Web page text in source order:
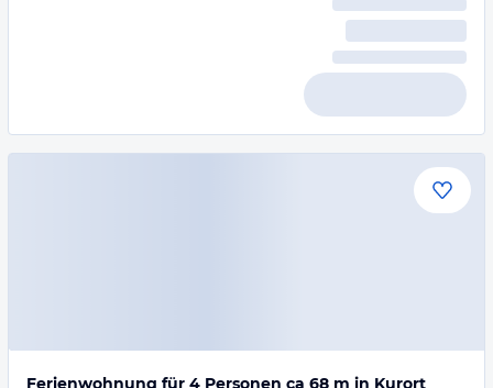
Ferienwohnung für 4 Personen ca 68 m in Kurort